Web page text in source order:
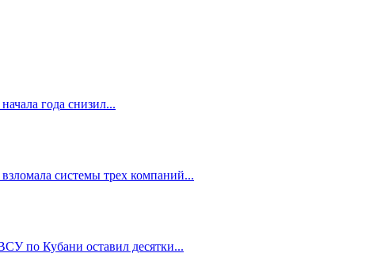
года снизил...
системы трех компаний...
по Кубани оставил десятки...